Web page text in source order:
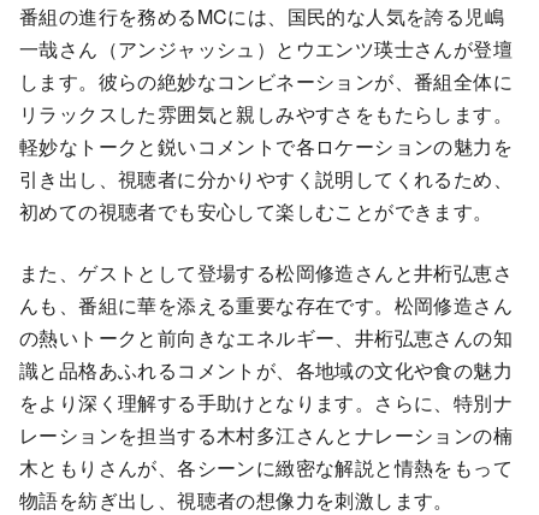
番組の進行を務めるMCには、国民的な人気を誇る児嶋
一哉さん（アンジャッシュ）とウエンツ瑛士さんが登壇
します。彼らの絶妙なコンビネーションが、番組全体に
リラックスした雰囲気と親しみやすさをもたらします。
軽妙なトークと鋭いコメントで各ロケーションの魅力を
引き出し、視聴者に分かりやすく説明してくれるため、
初めての視聴者でも安心して楽しむことができます。
また、ゲストとして登場する松岡修造さんと井桁弘恵さ
んも、番組に華を添える重要な存在です。松岡修造さん
の熱いトークと前向きなエネルギー、井桁弘恵さんの知
識と品格あふれるコメントが、各地域の文化や食の魅力
をより深く理解する手助けとなります。さらに、特別ナ
レーションを担当する木村多江さんとナレーションの楠
木ともりさんが、各シーンに緻密な解説と情熱をもって
物語を紡ぎ出し、視聴者の想像力を刺激します。